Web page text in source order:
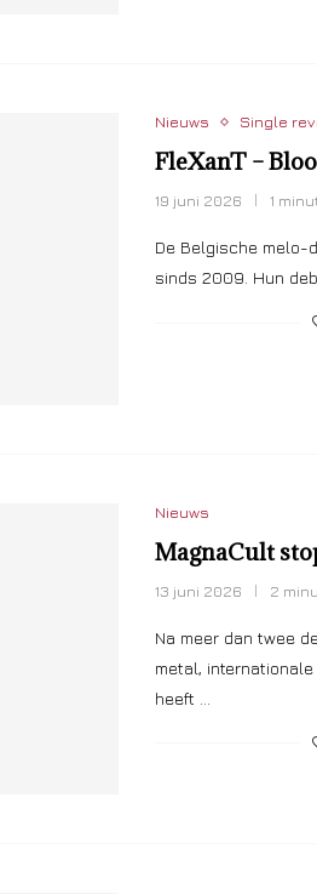
Nieuws Single
FleXanT –
19 juni 2026 1
De Belgische melo-
sinds 2009. Hun
Nieuws
MagnaCult
13 juni 2026 2
Na meer dan twee
metal,
heeft …